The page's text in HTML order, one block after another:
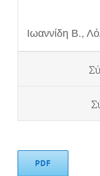
Ιωαννίδη Β.,
PDF